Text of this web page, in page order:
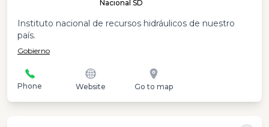
Nacional SD
Instituto nacional de recursos hidráulicos de nuestro
país.
Gobierno
Phone Website Go to map